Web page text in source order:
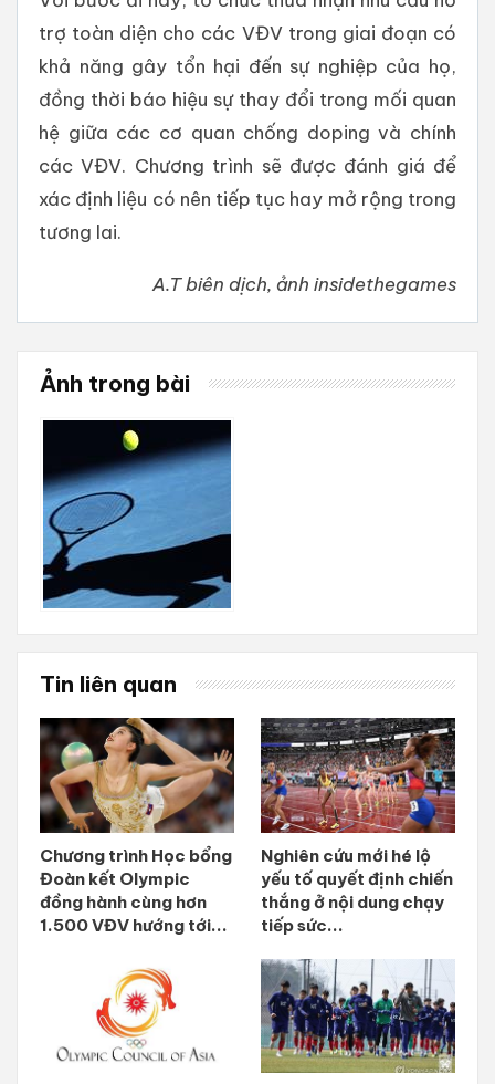
trợ toàn diện cho các VĐV trong giai đoạn có
khả năng gây tổn hại đến sự nghiệp của họ,
đồng thời báo hiệu sự thay đổi trong mối quan
hệ giữa các cơ quan chống doping và chính
các VĐV. Chương trình sẽ được đánh giá để
xác định liệu có nên tiếp tục hay mở rộng trong
tương lai.
A.T biên dịch, ảnh insidethegames
Ảnh trong bài
Tin liên quan
Chương trình Học bổng
Đoàn kết Olympic
đồng hành cùng hơn
1.500 VĐV hướng tới...
Nghiên cứu mới hé lộ
yếu tố quyết định chiến
thắng ở nội dung chạy
tiếp sức...